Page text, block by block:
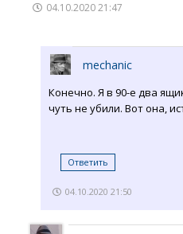
04.10.2020 21:47
mechanic
Конечно. Я в 90-е два
чуть не убили. Вот она,
Ответить
04.10.2020 21:50